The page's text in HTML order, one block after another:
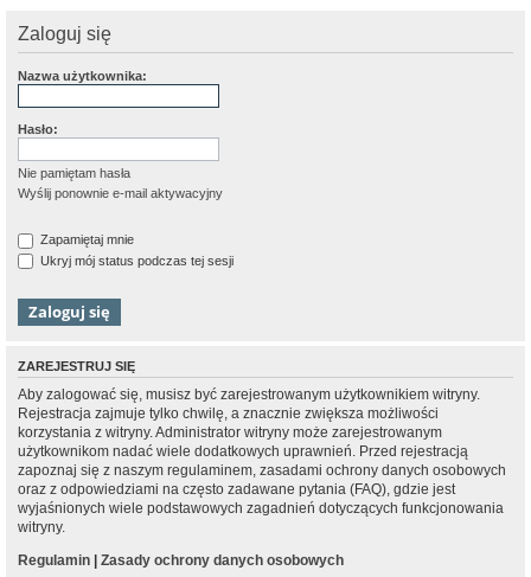
Zaloguj się
Nazwa użytkownika:
Hasło:
Nie pamiętam hasła
Wyślij ponownie e-mail aktywacyjny
Zapamiętaj mnie
Ukryj mój status podczas tej sesji
ZAREJESTRUJ SIĘ
Aby zalogować się, musisz być zarejestrowanym użytkownikiem witryny.
Rejestracja zajmuje tylko chwilę, a znacznie zwiększa możliwości
korzystania z witryny. Administrator witryny może zarejestrowanym
użytkownikom nadać wiele dodatkowych uprawnień. Przed rejestracją
zapoznaj się z naszym regulaminem, zasadami ochrony danych osobowych
oraz z odpowiedziami na często zadawane pytania (FAQ), gdzie jest
wyjaśnionych wiele podstawowych zagadnień dotyczących funkcjonowania
witryny.
Regulamin | Zasady ochrony danych osobowych